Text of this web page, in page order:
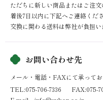
ただちに新しい商品またはご注
着後7日以内に下記へご連絡くださ
交換に関わる送料は弊社が負担い
お問い合わせ先
メール・電話・FAXにて承ってお
TEL:075-706-7336
FAX:075-